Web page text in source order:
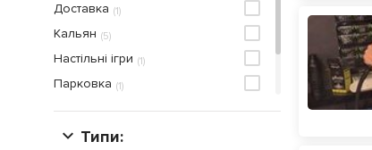
(1)
Доставка
(5)
Кальян
(1)
Настільні ігри
(1)
Парковка
(1)
Приймаються кредитнi карти
ТВ перегляд спортивних передач
Типи: